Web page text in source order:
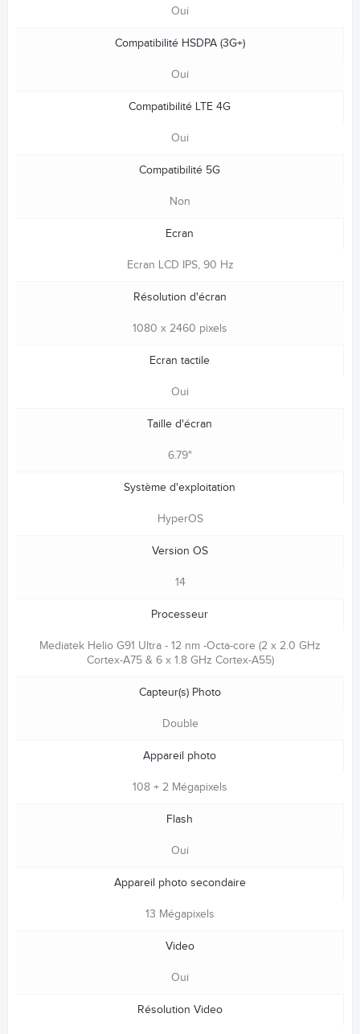
Oui
Compatibilité HSDPA (3G+)
Oui
Compatibilité LTE 4G
Oui
Compatibilité 5G
Non
Ecran
Ecran LCD IPS, 90 Hz
Résolution d'écran
1080 x 2460 pixels
Ecran tactile
Oui
Taille d'écran
6.79"
Système d'exploitation
HyperOS
Version OS
14
Processeur
Mediatek Helio G91 Ultra - 12 nm -Octa-core (2 x 2.0 GHz
Cortex-A75 & 6 x 1.8 GHz Cortex-A55)
Capteur(s) Photo
Double
Appareil photo
108 + 2 Mégapixels
Flash
Oui
Appareil photo secondaire
13 Mégapixels
Video
Oui
Résolution Video